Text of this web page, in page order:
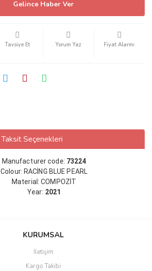
Gelince Haber Ver
Tavsiye Et Yorum Yaz Fiyat Alarmı
Taksit Seçenekleri
Manufacturer code: 73224
Colour: RACİNG BLUE PEARL
Material: COMPOZİT
Year: 2021
KURUMSAL
İletişim
Kargo Takibi